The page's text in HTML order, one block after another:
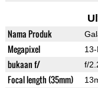
Nama Produk
Megapixel
bukaan f/ f/
Focal length (35mm)